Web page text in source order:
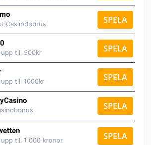
Casinobonus SPELA
upp till 500kr SPELA
upp till 1000kr SPELA
SPELA
upp till 1 000 kronor SPELA